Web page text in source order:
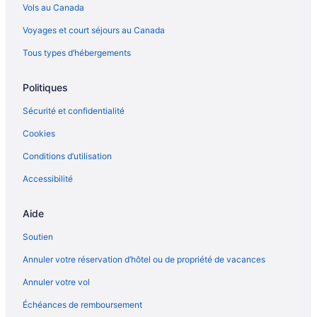
Hôtels ouverts à la communauté LGBT – Séville
Sieste – Hôtels
Hôtels acceptant les animaux – Tarragone
Vols au Canada
Voyages et court séjours au Canada
Tous types d’hébergements
Politiques
Sécurité et confidentialité
Cookies
Conditions d’utilisation
Accessibilité
Aide
Soutien
Annuler votre réservation d’hôtel ou de propriété de vacances
Annuler votre vol
Échéances de remboursement